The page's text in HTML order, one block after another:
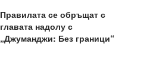
Правилата се обръщат с
главата надолу с
„Джуманджи: Без граници“